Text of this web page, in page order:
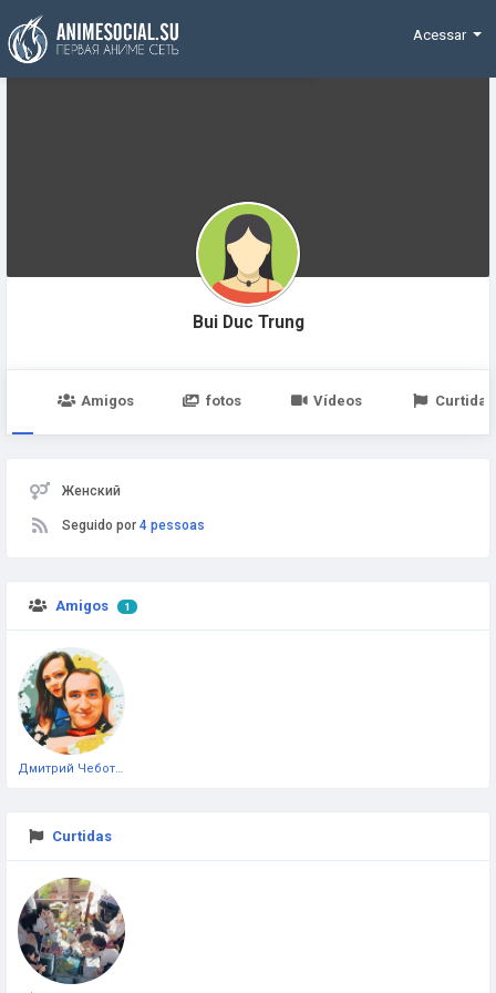
Funding
Acessar
Bui Duc Trung
Amigos fotos Vídeos Curtidas
Женский
Seguido por 4 pessoas
Amigos 1
Curtidas